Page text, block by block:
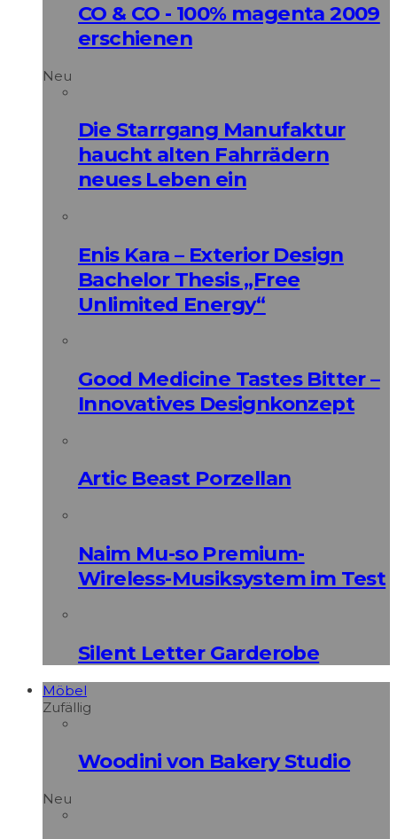
CO & CO - 100% magenta 2009
erschienen
Neu
Die Starrgang Manufaktur
haucht alten Fahrrädern
neues Leben ein
Enis Kara – Exterior Design
Bachelor Thesis „Free
Unlimited Energy“
Good Medicine Tastes Bitter –
Innovatives Designkonzept
Artic Beast Porzellan
Naim Mu-so Premium-
Wireless-Musiksystem im Test
Silent Letter Garderobe
Möbel
Zufällig
Woodini von Bakery Studio
Neu